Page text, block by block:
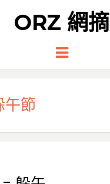
ORZ 網摘
Menu
午節